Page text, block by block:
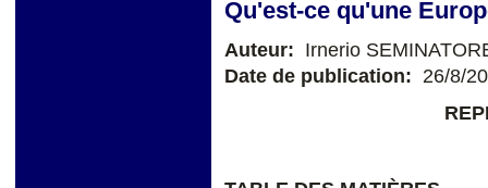
Qu'est-ce qu'une
Auteur: Irnerio
Date de publication: 26/8/